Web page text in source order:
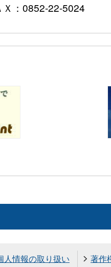
：0852-22-5024
人情報の取り扱い 著作